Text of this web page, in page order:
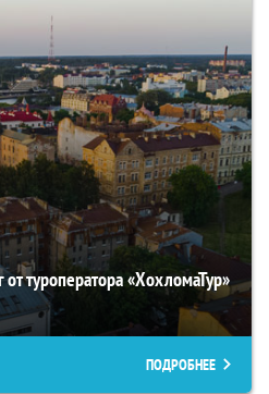
туроператора «ХохломаТур»
ПОДРОБНЕЕ